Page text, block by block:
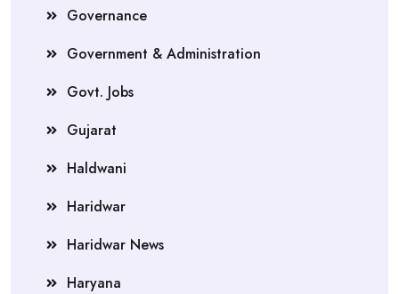
Governance
Government & Administration
Govt. Jobs
Gujarat
Haldwani
Haridwar
Haridwar News
Haryana